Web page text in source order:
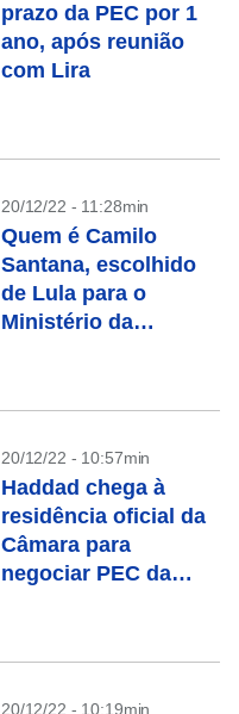
prazo da PEC por 1
ano, após reunião
com Lira
20/12/22 - 11:28min
Quem é Camilo
Santana, escolhido
de Lula para o
Ministério da
20/12/22 - 10:57min
Haddad chega à
residência oficial da
Câmara para
negociar PEC da
20/12/22 - 10:19min